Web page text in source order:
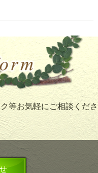
等お気軽にご相談くださ